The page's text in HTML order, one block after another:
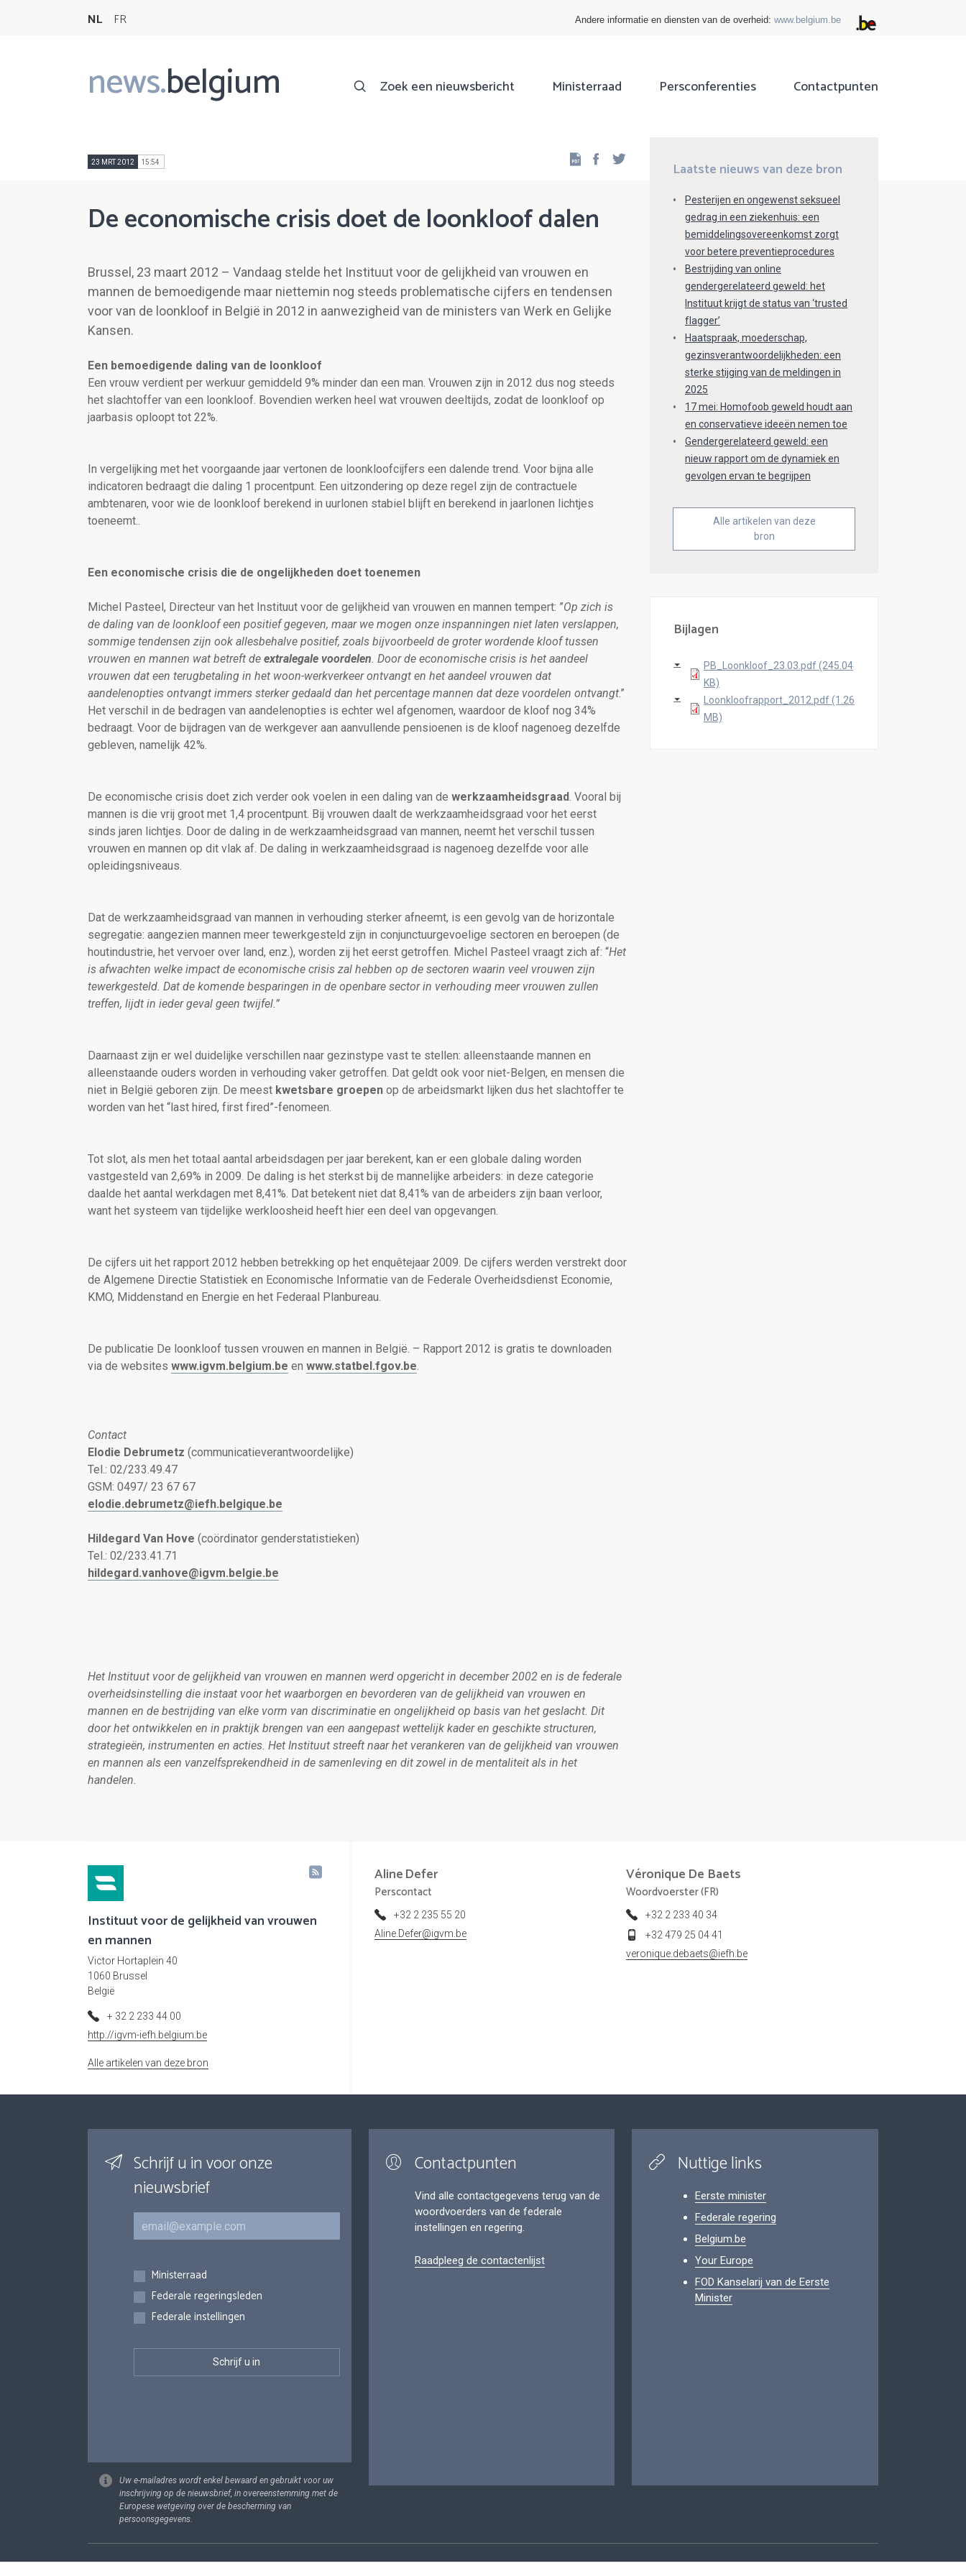
NL FR Andere informatie en diensten van de overheid: www.belgium.be
news.belgium
Main
navigation
Zoek een nieuwsbericht Ministerraad Persconferenties Contactpunten
23 MRT 2012 15:54 Facebook
De economische crisis doet de loonkloof dalen
Brussel, 23 maart 2012 – Vandaag stelde het Instituut voor de gelijkheid van vrouwen en
mannen de bemoedigende maar niettemin nog steeds problematische cijfers en tendensen
voor van de loonkloof in België in 2012 in aanwezigheid van de ministers van Werk en Gelijke
Kansen.
Een bemoedigende daling van de loonkloof
Een vrouw verdient per werkuur gemiddeld 9% minder dan een man. Vrouwen zijn in 2012 dus nog steeds
het slachtoffer van een loonkloof. Bovendien werken heel wat vrouwen deeltijds, zodat de loonkloof op
jaarbasis oploopt tot 22%.
In vergelijking met het voorgaande jaar vertonen de loonkloofcijfers een dalende trend. Voor bijna alle
indicatoren bedraagt die daling 1 procentpunt. Een uitzondering op deze regel zijn de contractuele
ambtenaren, voor wie de loonkloof berekend in uurlonen stabiel blijft en berekend in jaarlonen lichtjes
toeneemt..
Een economische crisis die de ongelijkheden doet toenemen
Michel Pasteel, Directeur van het Instituut voor de gelijkheid van vrouwen en mannen tempert: ”Op zich is
de daling van de loonkloof een positief gegeven, maar we mogen onze inspanningen niet laten verslappen,
sommige tendensen zijn ook allesbehalve positief, zoals bijvoorbeeld de groter wordende kloof tussen
vrouwen en mannen wat betreft de extralegale voordelen. Door de economische crisis is het aandeel
vrouwen dat een terugbetaling in het woon-werkverkeer ontvangt en het aandeel vrouwen dat
aandelenopties ontvangt immers sterker gedaald dan het percentage mannen dat deze voordelen ontvangt.”
Het verschil in de bedragen van aandelenopties is echter wel afgenomen, waardoor de kloof nog 34%
bedraagt. Voor de bijdragen van de werkgever aan aanvullende pensioenen is de kloof nagenoeg dezelfde
gebleven, namelijk 42%.
De economische crisis doet zich verder ook voelen in een daling van de werkzaamheidsgraad. Vooral bij
mannen is die vrij groot met 1,4 procentpunt. Bij vrouwen daalt de werkzaamheidsgraad voor het eerst
sinds jaren lichtjes. Door de daling in de werkzaamheidsgraad van mannen, neemt het verschil tussen
vrouwen en mannen op dit vlak af. De daling in werkzaamheidsgraad is nagenoeg dezelfde voor alle
opleidingsniveaus.
Dat de werkzaamheidsgraad van mannen in verhouding sterker afneemt, is een gevolg van de horizontale
segregatie: aangezien mannen meer tewerkgesteld zijn in conjunctuurgevoelige sectoren en beroepen (de
houtindustrie, het vervoer over land, enz.), worden zij het eerst getroffen. Michel Pasteel vraagt zich af: “Het
is afwachten welke impact de economische crisis zal hebben op de sectoren waarin veel vrouwen zijn
tewerkgesteld. Dat de komende besparingen in de openbare sector in verhouding meer vrouwen zullen
treffen, lijdt in ieder geval geen twijfel.”
Daarnaast zijn er wel duidelijke verschillen naar gezinstype vast te stellen: alleenstaande mannen en
alleenstaande ouders worden in verhouding vaker getroffen. Dat geldt ook voor niet-Belgen, en mensen die
niet in België geboren zijn. De meest kwetsbare groepen op de arbeidsmarkt lijken dus het slachtoffer te
worden van het “last hired, first fired”-fenomeen.
Tot slot, als men het totaal aantal arbeidsdagen per jaar berekent, kan er een globale daling worden
vastgesteld van 2,69% in 2009. De daling is het sterkst bij de mannelijke arbeiders: in deze categorie
daalde het aantal werkdagen met 8,41%. Dat betekent niet dat 8,41% van de arbeiders zijn baan verloor,
want het systeem van tijdelijke werkloosheid heeft hier een deel van opgevangen.
De cijfers uit het rapport 2012 hebben betrekking op het enquêtejaar 2009. De cijfers werden verstrekt door
de Algemene Directie Statistiek en Economische Informatie van de Federale Overheidsdienst Economie,
KMO, Middenstand en Energie en het Federaal Planbureau.
De publicatie De loonkloof tussen vrouwen en mannen in België. – Rapport 2012 is gratis te downloaden
via de websites www.igvm.belgium.be en www.statbel.fgov.be.
Contact
Elodie Debrumetz (communicatieverantwoordelijke)
Tel.: 02/233.49.47
GSM: 0497/ 23 67 67
elodie.debrumetz@iefh.belgique.be
Hildegard Van Hove (coördinator genderstatistieken)
Tel.: 02/233.41.71
hildegard.vanhove@igvm.belgie.be
Het Instituut voor de gelijkheid van vrouwen en mannen werd opgericht in december 2002 en is de federale
overheidsinstelling die instaat voor het waarborgen en bevorderen van de gelijkheid van vrouwen en
mannen en de bestrijding van elke vorm van discriminatie en ongelijkheid op basis van het geslacht. Dit
door het ontwikkelen en in praktijk brengen van een aangepast wettelijk kader en geschikte structuren,
strategieën, instrumenten en acties. Het Instituut streeft naar het verankeren van de gelijkheid van vrouwen
en mannen als een vanzelfsprekendheid in de samenleving en dit zowel in de mentaliteit als in het
handelen.
Laatste nieuws van deze bron
Pesterijen en ongewenst seksueel
gedrag in een ziekenhuis: een
bemiddelingsovereenkomst zorgt
voor betere preventieprocedures
Bestrijding van online
gendergerelateerd geweld: het
Instituut krijgt de status van ‘trusted
flagger’
Haatspraak, moederschap,
gezinsverantwoordelijkheden: een
sterke stijging van de meldingen in
2025
17 mei: Homofoob geweld houdt aan
en conservatieve ideeën nemen toe
Gendergerelateerd geweld: een
nieuw rapport om de dynamiek en
gevolgen ervan te begrijpen
Alle artikelen van deze
bron
Bijlagen
PB_Loonkloof_23.03.pdf (245.04
KB)
Loonkloofrapport_2012.pdf (1.26
MB)
Instituut voor de gelijkheid van vrouwen
en mannen
Victor Hortaplein 40
1060 Brussel
België
+ 32 2 233 44 00
http://igvm-iefh.belgium.be
Alle artikelen van deze bron
AlineDefer
Perscontact
+32 2 235 55 20
Aline.Defer@igvm.be
Véronique De Baets
Woordvoerster (FR)
+32 2 233 40 34
+32 479 25 04 41
veronique.debaets@iefh.be
Schrijf u in voor onze
nieuwsbrief
E-mail
Inschrijvingen
Ministerraad
Federale regeringsleden
Federale instellingen
Uw e-mailadres wordt enkel bewaard en gebruikt voor uw
inschrijving op de nieuwsbrief, in overeenstemming met de
Europese wetgeving over de bescherming van
persoonsgegevens.
Contactpunten
Vind alle contactgegevens terug van de
woordvoerders van de federale
instellingen en regering.
Raadpleeg de contactenlijst
Nuttige links
Eerste minister
Federale regering
Belgium.be
Your Europe
FOD Kanselarij van de Eerste
Minister
Footer